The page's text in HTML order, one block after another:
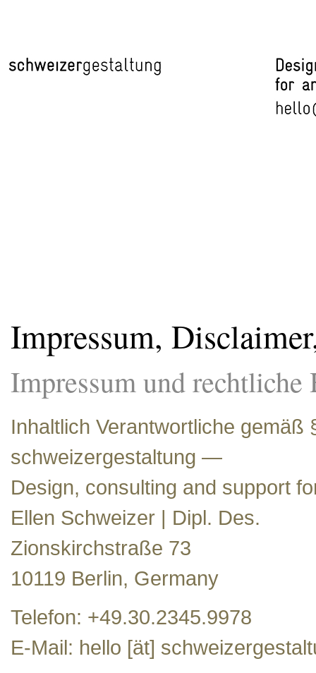
Impressum,
Impressum und
Inhaltlich Verantwortliche gemäß
schweizergestaltung —
Design, consulting and support
Ellen Schweizer | Dipl. Des.
Zionskirchstraße 73
10119 Berlin, Germany
Telefon: +49.30.2345.9978
E-Mail: hello [ät]